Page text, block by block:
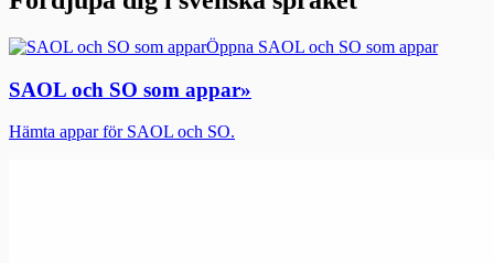
Öppna SAOL och SO som appar
SAOL och SO som appar»
Hämta appar för SAOL och SO.